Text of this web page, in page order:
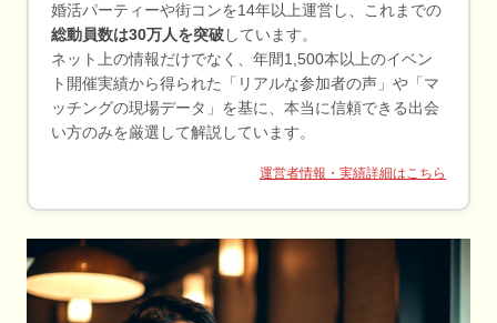
婚活パーティーや街コンを14年以上運営し、これまでの
総動員数は30万人を突破 しています。
ネット上の情報だけでなく、年間1,500本以上のイベン
ト開催実績から得られた「リアルな参加者の声」や「マ
ッチングの現場データ」を基に、本当に信頼できる出会
い方のみを厳選して解説しています。
運営者情報・実績詳細はこちら